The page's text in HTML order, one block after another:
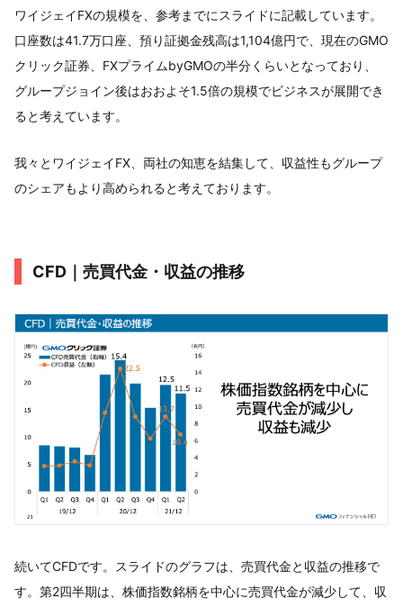
ワイジェイFXの規模を、参考までにスライドに記載しています。
口座数は41.7万口座、預り証拠金残高は1,104億円で、現在のGMO
クリック証券、FXプライムbyGMOの半分くらいとなっており、
グループジョイン後はおおよそ1.5倍の規模でビジネスが展開でき
ると考えています。
我々とワイジェイFX、両社の知恵を結集して、収益性もグループ
のシェアもより高められると考えております。
CFD｜売買代金・収益の推移
続いてCFDです。スライドのグラフは、売買代金と収益の推移で
す。第2四半期は、株価指数銘柄を中心に売買代金が減少して、収